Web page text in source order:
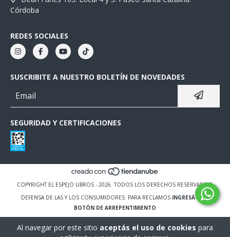
Al navegar por este sitio aceptás el uso de cookies para
Córdoba
REDES SOCIALES
SUSCRIBITE A NUESTRO BOLETÍN DE NOVEDADES
SEGURIDAD Y CERTIFICACIONES
COPYRIGHT EL ESPEJO LIBROS - 2026. TODOS LOS DERECHOS RESERVADOS.
DEFENSA DE LAS Y LOS CONSUMIDORES. PARA RECLAMOS INGRESÁ ACÁ.
BOTÓN DE ARREPENTIMIENTO